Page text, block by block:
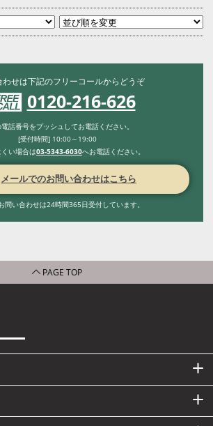
わせは下記のフリーコールからどうぞ
0120-216-626
話番号をプッシュしてお電話ください。
[受付時間] 10:00～19:00
い場合は03-5343-6030へお電話ください。
メールでのお問い合わせはこちら
問い合わせは24時間365日受付しています。
PAGE TOP